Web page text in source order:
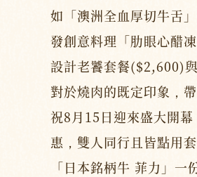
如「澳洲全血厚切牛舌
發創意料理「肋眼心醋
設計老饕套餐($2,600)
對於燒肉的既定印象，
祝8月15日迎來盛大開
惠，雙人同行且皆點用
「日本銘柄牛 菲力」一